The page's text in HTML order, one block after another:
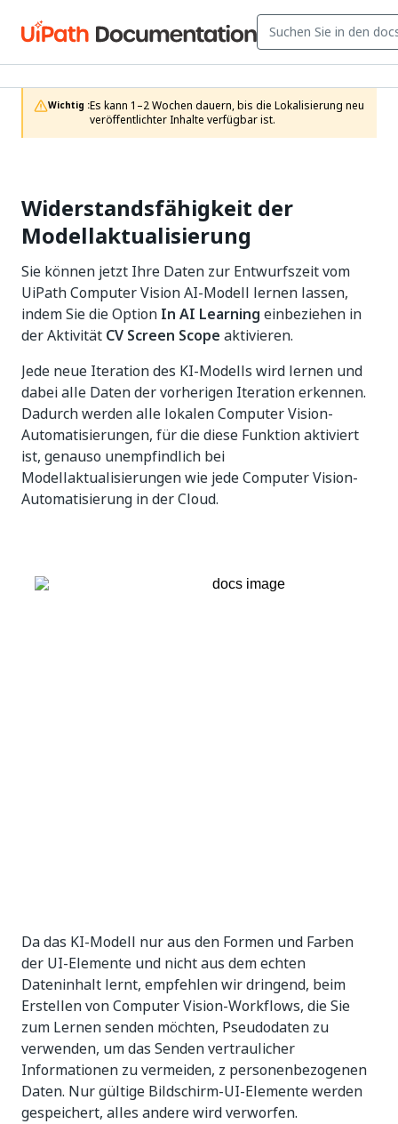
Wichtig :Es kann 1–2 Wochen dauern, bis die Lokalisierung neu
veröffentlichter Inhalte verfügbar ist.
Widerstandsfähigkeit der
Modellaktualisierung
Sie können jetzt Ihre Daten zur Entwurfszeit vom
UiPath Computer Vision AI-Modell lernen lassen,
indem Sie die Option In AI Learning einbeziehen in
der Aktivität CV Screen Scope aktivieren.
Jede neue Iteration des KI-Modells wird lernen und
dabei alle Daten der vorherigen Iteration erkennen.
Dadurch werden alle lokalen Computer Vision-
Automatisierungen, für die diese Funktion aktiviert
ist, genauso unempfindlich bei
Modellaktualisierungen wie jede Computer Vision-
Automatisierung in der Cloud.
Da das KI-Modell nur aus den Formen und Farben
der UI-Elemente und nicht aus dem echten
Dateninhalt lernt, empfehlen wir dringend, beim
Erstellen von Computer Vision-Workflows, die Sie
zum Lernen senden möchten, Pseudodaten zu
verwenden, um das Senden vertraulicher
Informationen zu vermeiden, z personenbezogenen
Daten. Nur gültige Bildschirm-UI-Elemente werden
gespeichert, alles andere wird verworfen.